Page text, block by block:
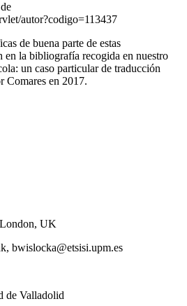
autor?codigo=113437
de buena parte de estas
en la bibliografía recogida en nuestro
un caso particular de traducción
Comares en 2017.
UK
, bwislocka@etsisi.upm.es
de Valladolid